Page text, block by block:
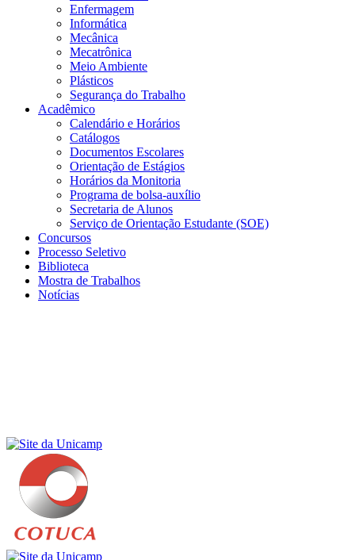
Enfermagem
Informática
Mecânica
Mecatrônica
Meio Ambiente
Plásticos
Segurança do Trabalho
Acadêmico
Calendário e Horários
Catálogos
Documentos Escolares
Orientação de Estágios
Horários da Monitoria
Programa de bolsa-auxílio
Secretaria de Alunos
Serviço de Orientação Estudante (SOE)
Concursos
Processo Seletivo
Biblioteca
Mostra de Trabalhos
Notícias